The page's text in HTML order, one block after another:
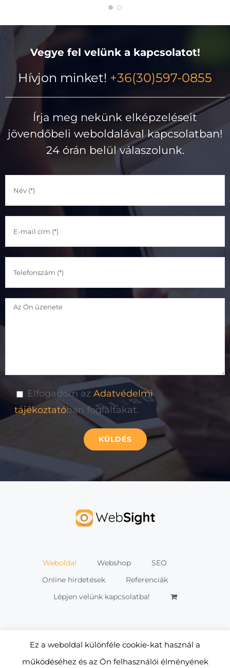
Vegye fel velünk a kapcsolatot!
Hívjon minket! +36(30)597-0855
Írja meg nekünk elképzeléseit
jövendőbeli weboldalával kapcsolatban!
24 órán belül válaszolunk.
Elfogadom az Adatvédelmi
tájékoztatóban foglaltakat.
Weboldal Webshop
SEO
Online hirdetések
Referenciák
Lépjen velünk kapcsolatba!
© Copyright2026 | Promocio (UK) Ltd. Magyarországi
Ez a weboldal különféle cookie-kat használ a
működéséhez és az Ön felhasználói élményének